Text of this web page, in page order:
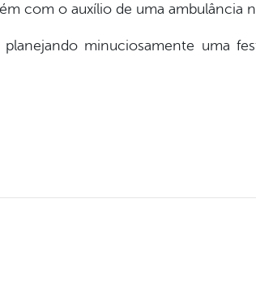
com o auxílio de uma ambulância
minuciosamente uma